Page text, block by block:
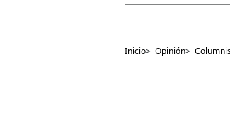
Inicio> Opinión>